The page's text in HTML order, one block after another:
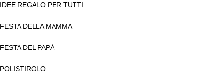
IDEE REGALO PER TUTTI
FESTA DELLA MAMMA
FESTA DEL PAPÀ
POLISTIROLO